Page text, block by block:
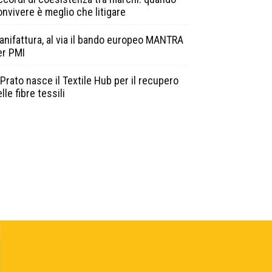
è meglio che litigare
al via il bando europeo MANTRA
PMI
nasce il Textile Hub per il recupero
fibre tessili